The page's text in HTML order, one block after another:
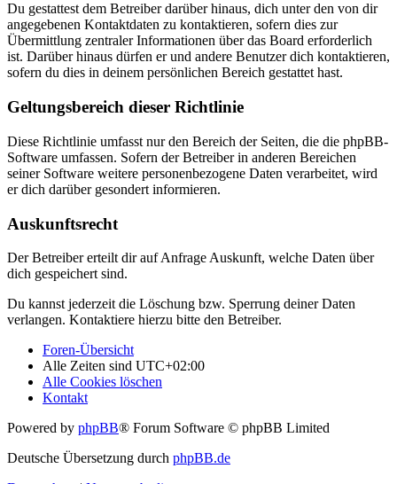
Du gestattest dem Betreiber darüber hinaus, dich unter den von dir
angegebenen Kontaktdaten zu kontaktieren, sofern dies zur
Übermittlung zentraler Informationen über das Board erforderlich
ist. Darüber hinaus dürfen er und andere Benutzer dich kontaktieren,
sofern du dies in deinem persönlichen Bereich gestattet hast.
Geltungsbereich dieser Richtlinie
Diese Richtlinie umfasst nur den Bereich der Seiten, die die phpBB-
Software umfassen. Sofern der Betreiber in anderen Bereichen
seiner Software weitere personenbezogene Daten verarbeitet, wird
er dich darüber gesondert informieren.
Auskunftsrecht
Der Betreiber erteilt dir auf Anfrage Auskunft, welche Daten über
dich gespeichert sind.
Du kannst jederzeit die Löschung bzw. Sperrung deiner Daten
verlangen. Kontaktiere hierzu bitte den Betreiber.
Foren-Übersicht
Alle Zeiten sind UTC+02:00
Alle Cookies löschen
Kontakt
Powered by phpBB® Forum Software © phpBB Limited
Deutsche Übersetzung durch phpBB.de